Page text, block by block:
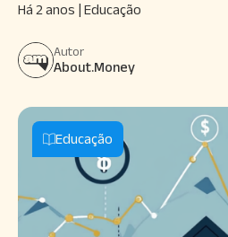
Há 2 anos | Educação
Autor
About.Money
Educação